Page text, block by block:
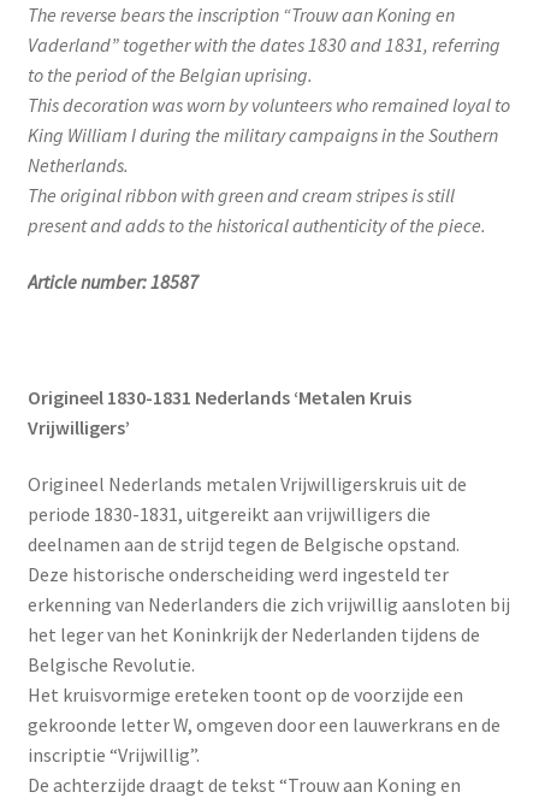
The reverse bears the inscription “Trouw aan Koning en
Vaderland” together with the dates 1830 and 1831, referring
to the period of the Belgian uprising.
This decoration was worn by volunteers who remained loyal to
King William I during the military campaigns in the Southern
Netherlands.
The original ribbon with green and cream stripes is still
present and adds to the historical authenticity of the piece.
Article number: 18587
Origineel 1830-1831 Nederlands ‘Metalen Kruis
Vrijwilligers’
Origineel Nederlands metalen Vrijwilligerskruis uit de
periode 1830-1831, uitgereikt aan vrijwilligers die
deelnamen aan de strijd tegen de Belgische opstand.
Deze historische onderscheiding werd ingesteld ter
erkenning van Nederlanders die zich vrijwillig aansloten bij
het leger van het Koninkrijk der Nederlanden tijdens de
Belgische Revolutie.
Het kruisvormige ereteken toont op de voorzijde een
gekroonde letter W, omgeven door een lauwerkrans en de
inscriptie “Vrijwillig”.
De achterzijde draagt de tekst “Trouw aan Koning en